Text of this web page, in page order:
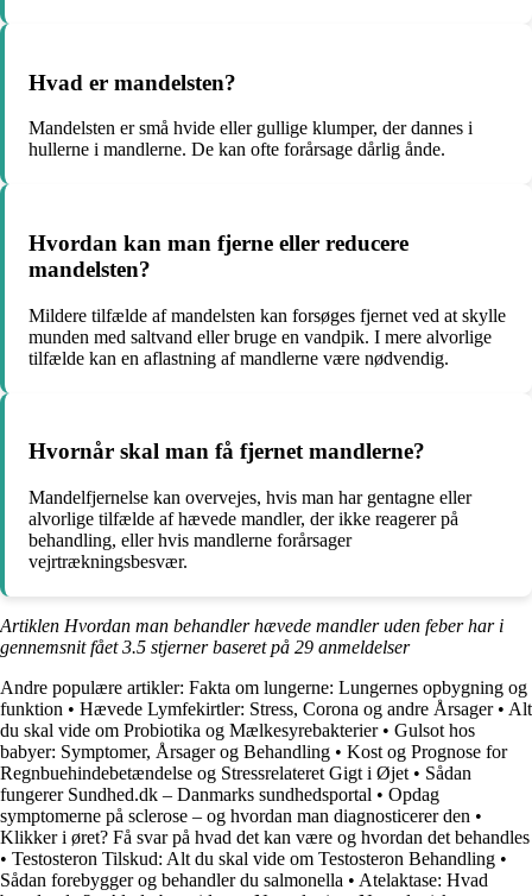
Hvad er mandelsten?
Mandelsten er små hvide eller gullige klumper, der dannes i
hullerne i mandlerne. De kan ofte forårsage dårlig ånde.
Hvordan kan man fjerne eller reducere
mandelsten?
Mildere tilfælde af mandelsten kan forsøges fjernet ved at skylle
munden med saltvand eller bruge en vandpik. I mere alvorlige
tilfælde kan en aflastning af mandlerne være nødvendig.
Hvornår skal man få fjernet mandlerne?
Mandelfjernelse kan overvejes, hvis man har gentagne eller
alvorlige tilfælde af hævede mandler, der ikke reagerer på
behandling, eller hvis mandlerne forårsager
vejrtrækningsbesvær.
Artiklen Hvordan man behandler hævede mandler uden feber har i
gennemsnit fået3.5 stjerner baseret på 29 anmeldelser
Andre populære artikler: Fakta om lungerne: Lungernes opbygning og
funktion • Hævede Lymfekirtler: Stress, Corona og andre Årsager• Alt
du skal vide om Probiotika og Mælkesyrebakterier• Gulsot hos
babyer: Symptomer, Årsager og Behandling • Kost og Prognose for
Regnbuehindebetændelse og Stressrelateret Gigt i Øjet • Sådan
fungerer Sundhed.dk – Danmarks sundhedsportal • Opdag
symptomerne på sclerose – og hvordan man diagnosticerer den •
Klikker i øret? Få svar på hvad det kan være og hvordan det behandles
• Testosteron Tilskud: Alt du skal vide om Testosteron Behandling •
Sådan forebygger og behandler du salmonella • Atelaktase: Hvad